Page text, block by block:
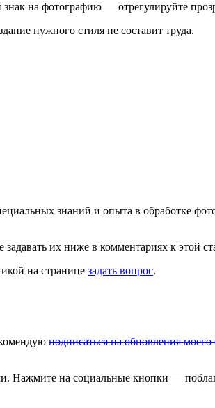
на фотографию — отрегулируйте
нужного стиля не составит труда.
знаний и опыта в обработке
их ниже в комментариях к этой
на странице задать вопрос.
подписаться на обновления моего
Нажмите на социальные кнопки —